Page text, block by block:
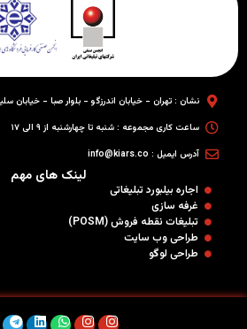
نشان : تهران - خیابان اندرزگو - بلوار صبا - خیابان
ساعت کاری مجموعه : شنبه تا چهارشنبه از ۹ الی ۱۷
آدرس ایمیل : info@kiars.co
لینک های مهم
اجاره بیلبورد تبلیغاتی
غرفه سازی
تبلیغات نقطه فروش (POSM)
طراحی وب سایت
طراحی لوگو